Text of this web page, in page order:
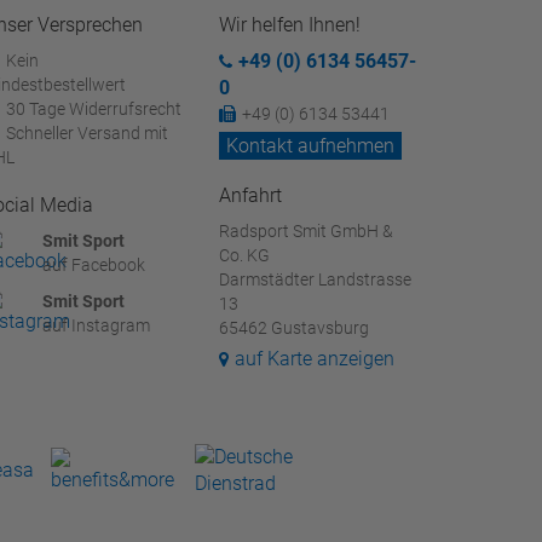
Versprechen
Kein
30 Tage Widerrufsrecht
Schneller Versand mit
Media
Smit Sport
auf Facebook
Smit Sport
auf Instagram
Wir helfen Ihnen!
+49 (0) 6134 56457-
0
+49 (0) 6134 53441
Kontakt aufnehmen
Anfahrt
Radsport Smit GmbH &
Co. KG
Darmstädter Landstrasse
13
65462 Gustavsburg
auf Karte anzeigen